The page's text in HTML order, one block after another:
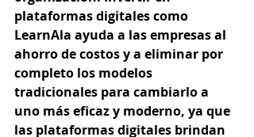
plataformas digitales como
LearnAla ayuda a las empresas al
ahorro de costos y a eliminar por
completo los modelos
tradicionales para cambiarlo a
uno más eficaz y moderno, ya que
las plataformas digitales brindan